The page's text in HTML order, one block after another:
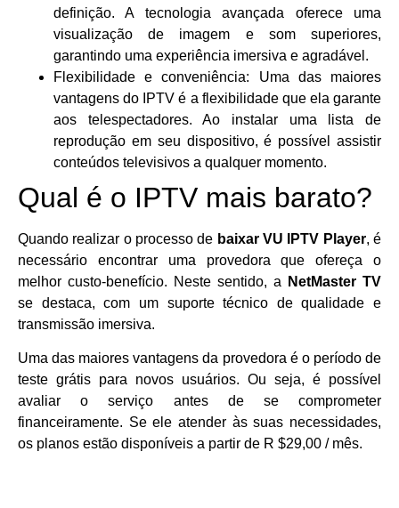
definição. A tecnologia avançada oferece uma
visualização de imagem e som superiores,
garantindo uma experiência imersiva e agradável.
Flexibilidade e conveniência: Uma das maiores
vantagens do IPTV é a flexibilidade que ela garante
aos telespectadores. Ao instalar uma lista de
reprodução em seu dispositivo, é possível assistir
conteúdos televisivos a qualquer momento.
Qual é o IPTV mais barato?
Quando realizar o processo de baixar VU IPTV Player, é
necessário encontrar uma provedora que ofereça o
melhor custo-benefício. Neste sentido, a
NetMaster TV
se destaca, com um suporte técnico de qualidade e
transmissão imersiva.
Uma das maiores vantagens da provedora é o período de
teste grátis para novos usuários. Ou seja, é possível
avaliar o serviço antes de se comprometer
financeiramente. Se ele atender às suas necessidades,
os planos estão disponíveis a partir de R $29,00 / mês.